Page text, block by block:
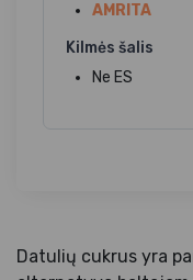
AMRITA
Kilmės šalis
Ne ES
Datulių cukrus yra